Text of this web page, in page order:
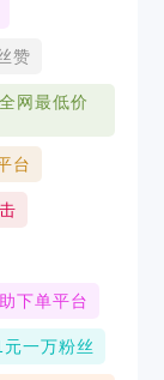
赞
网最低价
台
下单平台
一万粉丝